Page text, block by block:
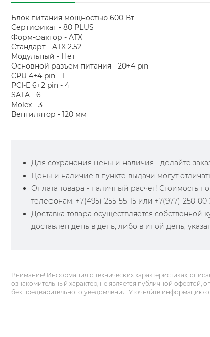
Блок питания мощностью 600 Вт
Сертификат - 80 PLUS
Форм-фактор - ATX
Стандарт - ATX 2.52
Модульный - Нет
Основной разъем питания - 20+4 pin
CPU 4+4 pin - 1
PCI-E 6+2 pin - 4
SATA - 6
Molex - 3
Вентилятор - 120 мм
Для сохранения цены и наличия - делайте
Цены и наличие в пункте выдачи могут
Оплата товара - наличный расчет! Стоимость
телефонам: +7(495)-255-55-15 или +7(977)-250-
Доставка товара осуществляется
доставлен день в день, либо в иной день,
Внимание! Информация о технических характеристиках,
ознакомительный характер, не является публичной
без предварительного уведомления. Уточняйте